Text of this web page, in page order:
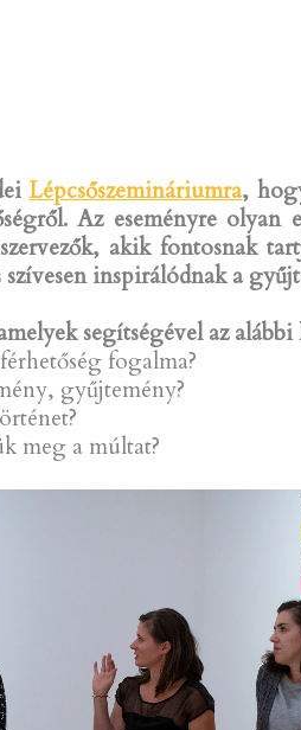
Lépcsőszemináriumra,
Az eseményre
akik fontosnak
inspirálódnak a
segítségével az alábbi
fogalma?
gyűjtemény?
meg a múltat?